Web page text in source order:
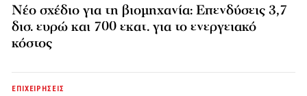
Νέο σχέδιο για τη βιομηχανία: Επενδύσεις 3,7
δισ. ευρώ και 700 εκατ. για το ενεργειακό
κόστος
ΕΠΙΧΕΙΡΗΣΕΙΣ